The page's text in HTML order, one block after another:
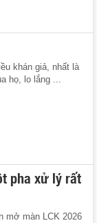
khán giả, nhất là
họ, lo lắng ...
pha xử lý rất
mở màn LCK 2026